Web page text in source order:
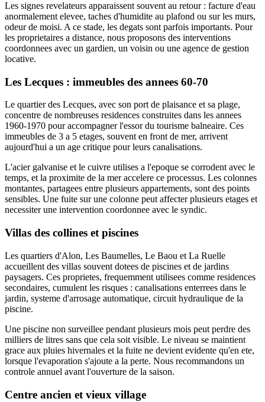
Les signes revelateurs apparaissent souvent au retour : facture d'eau
anormalement elevee, taches d'humidite au plafond ou sur les murs,
odeur de moisi. A ce stade, les degats sont parfois importants. Pour
les proprietaires a distance, nous proposons des interventions
coordonnees avec un gardien, un voisin ou une agence de gestion
locative.
Les Lecques : immeubles des annees 60-70
Le quartier des Lecques, avec son port de plaisance et sa plage,
concentre de nombreuses residences construites dans les annees
1960-1970 pour accompagner l'essor du tourisme balneaire. Ces
immeubles de 3 a 5 etages, souvent en front de mer, arrivent
aujourd'hui a un age critique pour leurs canalisations.
L'acier galvanise et le cuivre utilises a l'epoque se corrodent avec le
temps, et la proximite de la mer accelere ce processus. Les colonnes
montantes, partagees entre plusieurs appartements, sont des points
sensibles. Une fuite sur une colonne peut affecter plusieurs etages et
necessiter une intervention coordonnee avec le syndic.
Villas des collines et piscines
Les quartiers d'Alon, Les Baumelles, Le Baou et La Ruelle
accueillent des villas souvent dotees de piscines et de jardins
paysagers. Ces proprietes, frequemment utilisees comme residences
secondaires, cumulent les risques : canalisations enterrees dans le
jardin, systeme d'arrosage automatique, circuit hydraulique de la
piscine.
Une piscine non surveillee pendant plusieurs mois peut perdre des
milliers de litres sans que cela soit visible. Le niveau se maintient
grace aux pluies hivernales et la fuite ne devient evidente qu'en ete,
lorsque l'evaporation s'ajoute a la perte. Nous recommandons un
controle annuel avant l'ouverture de la saison.
Centre ancien et vieux village